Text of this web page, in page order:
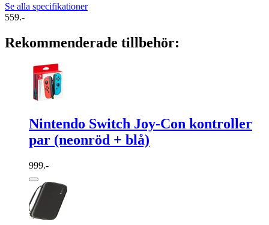
Se alla specifikationer
559.-
Rekommenderade tillbehör:
Nintendo Switch Joy-Con kontroller
par (neonröd + blå)
999.-